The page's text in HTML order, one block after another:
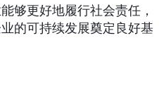
够更好地履行社会责任，
的可持续发展奠定良好基